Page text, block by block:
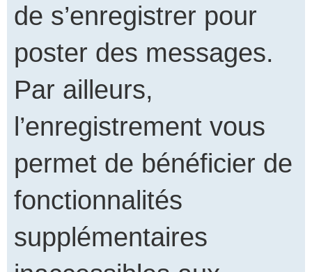
de s’enregistrer pour
poster des messages.
Par ailleurs,
l’enregistrement vous
permet de bénéficier de
fonctionnalités
supplémentaires